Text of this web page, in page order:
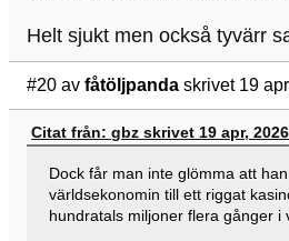
Helt sjukt men också tyvärr
#20 av fåtöljpanda skrivet 19
Citat från: gbz skrivet 19 apr,
Dock får man inte glömma att
världsekonomin till ett riggat
hundratals miljoner flera gånger i